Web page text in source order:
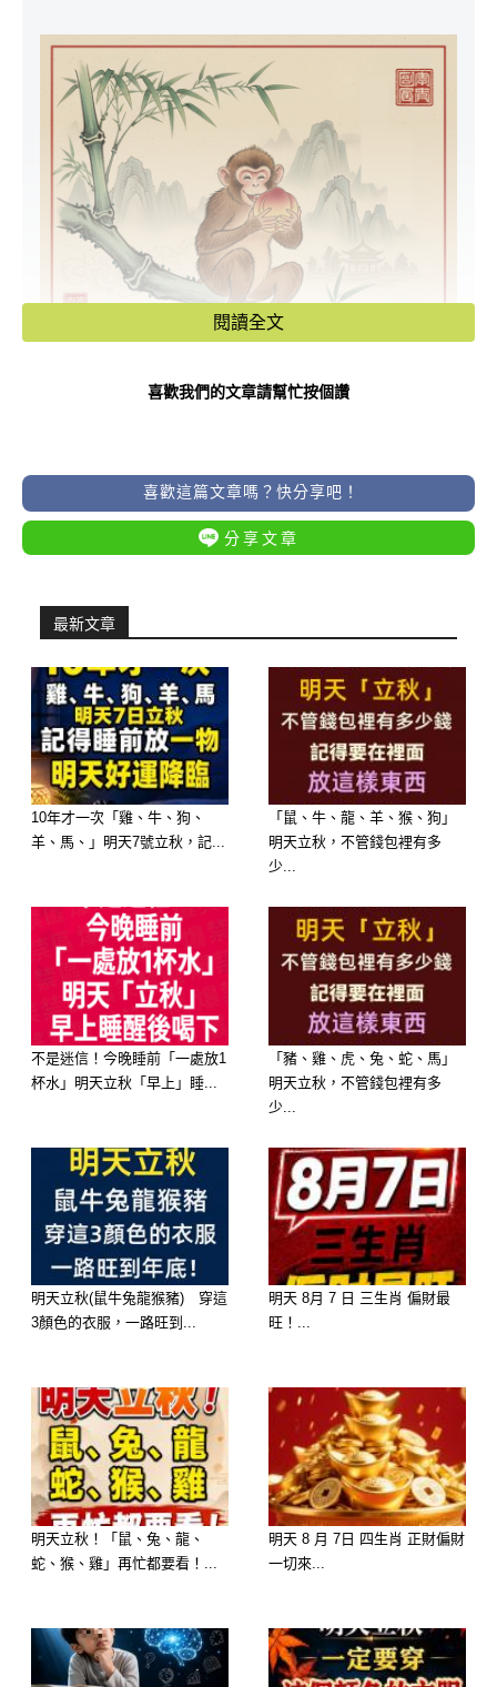
🥇 第一名：生肖猴 —— 靈動生財，意
外驚喜
市場波動或小額理財有極強的直覺。若
這筆「意外之財」很可能就在這幾句話
中誕生。
🥈 第二名：生肖蛇 —— 貴人帶路，好
運連連
屬蛇的朋友明天氣場與財星相合。走在
路上、或是去平常熟悉的店舖，都容易
遇到能帶給您財運的貴人。明天請多微
笑，好運會隨著您的好人緣自動找上
門。
閱讀全文
喜歡我們的文章請幫忙按個讚
喜歡這篇文章嗎？快分享吧！
分享文章
最新文章
10年才一次「雞、牛、狗、
羊、馬、」明天7號立秋，記...
「鼠、牛、龍、羊、猴、狗」
明天立秋，不管錢包裡有多
少...
不是迷信！今晚睡前「一處放1
杯水」明天立秋「早上」睡...
「豬、雞、虎、兔、蛇、馬」
明天立秋，不管錢包裡有多
少...
明天立秋(鼠牛兔龍猴豬) 穿這
3顏色的衣服，一路旺到...
明天 8月 7 日 三生肖 偏財最
旺！...
明天立秋！「鼠、兔、龍、
蛇、猴、雞」再忙都要看！...
明天 8 月 7日 四生肖 正財偏財
一切來...